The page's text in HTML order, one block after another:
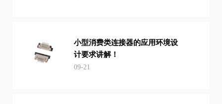
小型消费类连接器的应用环境设
计要求讲解！
09-21